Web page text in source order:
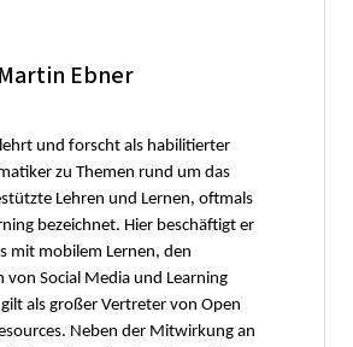
Martin Ebner
und forscht als habilitierter
zu Themen rund um das
Lehren und Lernen, oftmals
bezeichnet. Hier beschäftigt er
mit mobilem Lernen, den
von Social Media und Learning
als großer Vertreter von Open
Neben der Mitwirkung an